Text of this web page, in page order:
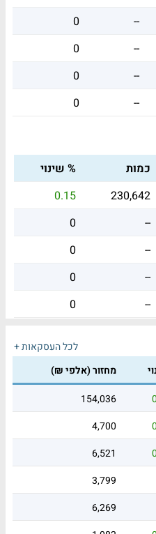
--
0
--
0
--
0
--
0
כמות
% שינוי
230,642
0.15
--
0
--
0
--
0
--
0
לכל העסקאות +
מחזור (אלפי ₪)
154,036
4,700
6,521
3,799
6,269